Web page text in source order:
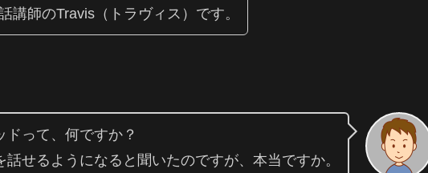
講師のTravis（トラヴィス）です。
ドって、何ですか？
話せるようになると聞いたのですが、本当ですか。